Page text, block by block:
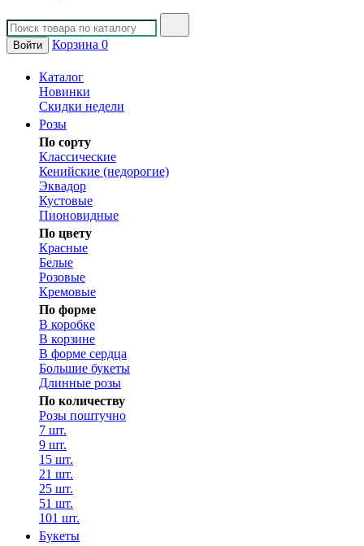
Войти Корзина 0
Каталог
Новинки
Скидки недели
Розы
По сорту
Классические
Кенийские (недорогие)
Эквадор
Кустовые
Пионовидные
По цвету
Красные
Белые
Розовые
Кремовые
По форме
В коробке
В корзине
В форме сердца
Большие букеты
Длинные розы
По количеству
Розы поштучно
7 шт.
9 шт.
15 шт.
21 шт.
25 шт.
51 шт.
101 шт.
Букеты